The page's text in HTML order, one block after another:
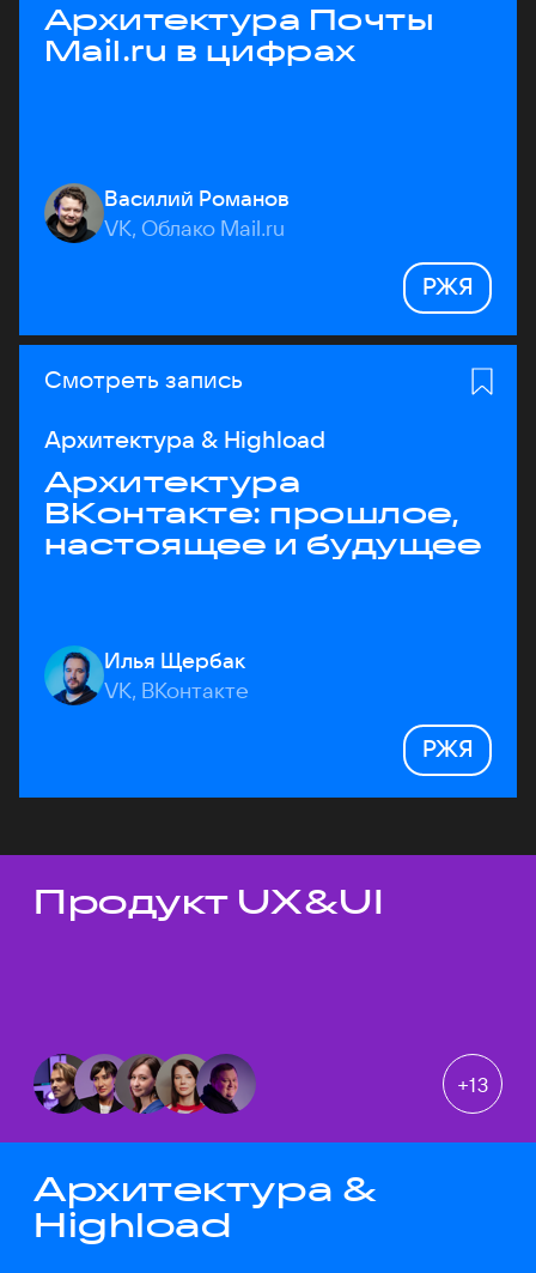
Архитектура Почты
Mail.ru в цифрах
Василий Романов
VK, Облако Mail.ru
РЖЯ
Смотреть запись
Архитектура & Highload
Архитектура
ВКонтакте: прошлое,
настоящее и будущее
Илья Щербак
VK, ВКонтакте
РЖЯ
Темы докладов
Продукт UX&UI
+13
Архитектура &
Highload